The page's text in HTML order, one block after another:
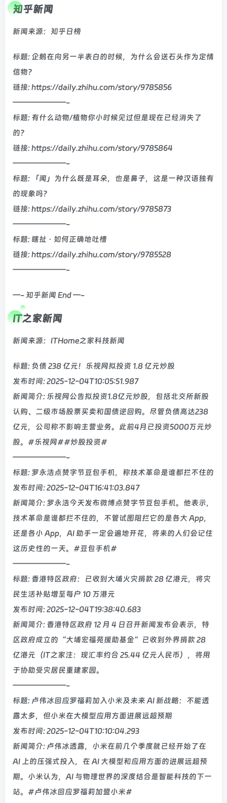
知乎新闻
新闻来源：知乎日榜
标题: 企鹅在向另一半表白的时候，为什么会送石头作为定情
信物？
链接: https://daily.zhihu.com/story/9785856
———————-
标题: 有什么动物/植物你小时候见过但是现在已经消失了
的？
链接: https://daily.zhihu.com/story/9785864
———————-
标题: 「闻」为什么既是耳朵，也是鼻子，这是一种汉语独有
的现象吗？
链接: https://daily.zhihu.com/story/9785873
———————-
标题: 瞎扯 · 如何正确地吐槽
链接: https://daily.zhihu.com/story/9785528
———————-
—- 知乎新闻 End —-
IT之家新闻
新闻来源：ITHome之家科技新闻
标题: 负债 238 亿元！乐视网拟投资 1.8 亿元炒股
发布时间: 2025-12-04T10:05:51.987
新闻简介: 乐视网公告拟投资1.8亿元炒股，包括北交所新股
认购、二级市场股票买卖和国债逆回购。尽管负债高达238
亿元，公司称不影响主营业务。此前4月已投资5000万元炒
股。#乐视网##炒股投资#
———————-
标题: 罗永浩点赞字节豆包手机，称技术革命是谁都拦不住的
发布时间: 2025-12-04T16:41:03.847
新闻简介: 罗永浩今天发布微博点赞字节豆包手机。他表示，
技术革命是谁都拦不住的，不管试图阻拦它的是各大 App，
还是各小 App，AI 助手一定会遍地开花，将来的人们会记住
这历史性的一天。#豆包手机#
———————-
标题: 香港特区政府：已收到大埔火灾捐款 28 亿港元，将灾
民生活补贴增至每户 10 万港元
发布时间: 2025-12-04T19:38:40.683
新闻简介: 香港特区政府 12 月 4 日召开新闻发布会表示，特
区政府成立的“大埔宏福苑援助基金”已收到外界捐款 28
亿港元（IT之家注：现汇率约合 25.44 亿元人民币），将用
于协助受灾居民重建家园。
———————-
标题: 卢伟冰回应罗福莉加入小米及未来 AI 新战略：不能透
露太多，但小米在大模型应用方面进展远超预期
发布时间: 2025-12-04T10:10:04.293
新闻简介: 卢伟冰透露，小米在前几个季度就已经开始了在
AI 上的压强式投入，在 AI 大模型和应用方面的进展远超预
期。小米认为，AI 与物理世界的深度结合是智能科技的下一
站。#卢伟冰回应罗福莉加盟小米#